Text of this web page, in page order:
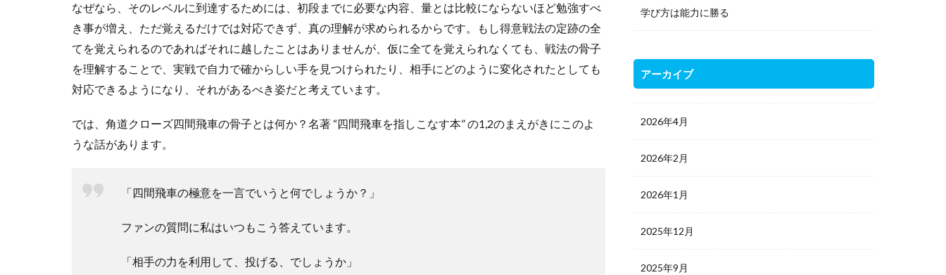
なぜなら、そのレベルに到達するためには、初段までに必要な内容、量とは比較にならないほど勉強すべ
き事が増え、ただ覚えるだけでは対応できず、真の理解が求められるからです。もし得意戦法の定跡の全
てを覚えられるのであればそれに越したことはありませんが、仮に全てを覚えられなくても、戦法の骨子
を理解することで、実戦で自力で確からしい手を見つけられたり、相手にどのように変化されたとしても
対応できるようになり、それがあるべき姿だと考えています。
では、角道クローズ四間飛車の骨子とは何か？名著 “四間飛車を指しこなす本” の1,2のまえがきにこのよ
うな話があります。
「四間飛車の極意を一言でいうと何でしょうか？」
ファンの質問に私はいつもこう答えています。
「相手の力を利用して、投げる、でしょうか」
学び方は能力に勝る
アーカイブ
2026年4月
2026年2月
2026年1月
2025年12月
2025年9月